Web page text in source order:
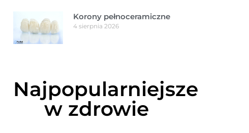
Korony pełnoceramiczne
4 sierpnia 2026
Najpopularniejsze
w zdrowie